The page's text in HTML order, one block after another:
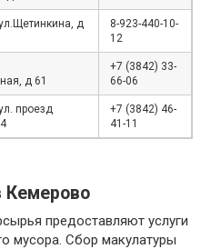
д
8-923-440-10-
12
д 61
+7 (3842) 33-
66-06
проезд
+7 (3842) 46-
41-11
Кемерово
предоставляют услуги
мусора. Сбор макулатуры